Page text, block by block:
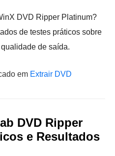
DVD Ripper Platinum?
de testes práticos sobre
de saída.
em Extrair DVD
DVD Ripper
e Resultados